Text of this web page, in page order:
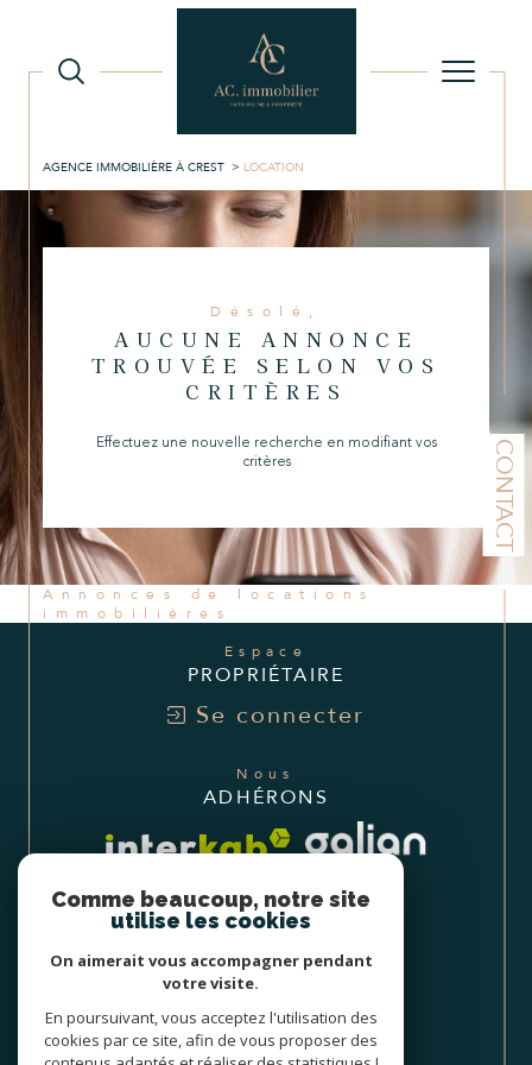
CONTACT
AGENCE IMMOBILIÈRE À CREST LOCATION
Désolé,
AUCUNE ANNONCE
TROUVÉE SELON VOS
CRITÈRES
Effectuez une nouvelle recherche en modifiant vos
critères
Annonces de locations
immobilières
Espace
PROPRIÉTAIRE
Se connecter
Nous
ADHÉRONS
Comme beaucoup, notre site
utilise les cookies
On aimerait vous accompagner pendant
votre visite.
En poursuivant, vous acceptez l'utilisation des
cookies par ce site, afin de vous proposer des